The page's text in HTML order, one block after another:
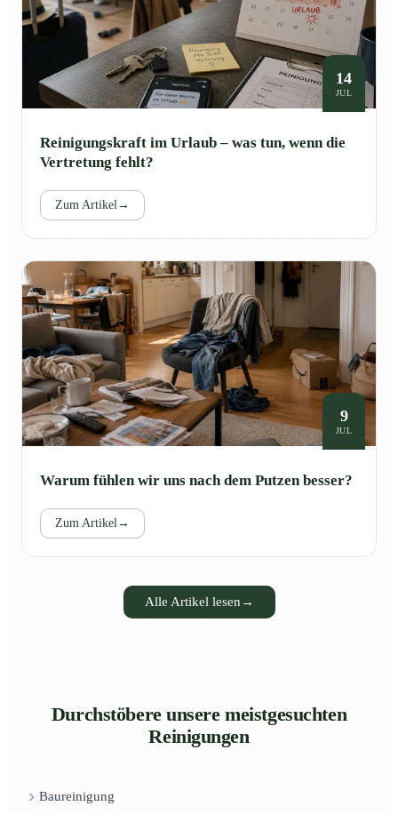
14
JUL
Reinigungskraft im Urlaub – was tun, wenn die
Vertretung fehlt?
Zum Artikel→
9
JUL
Warum fühlen wir uns nach dem Putzen besser?
Zum Artikel→
Alle Artikel lesen →
Durchstöbere unsere meistgesuchten
Reinigungen
Baureinigung